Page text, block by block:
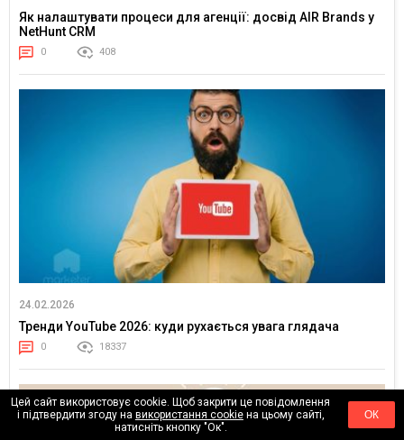
Як налаштувати процеси для агенції: досвід AIR Brands у
NetHunt CRM
0 408
24.02.2026
Тренди YouTube 2026: куди рухається увага глядача
0 18337
Цей сайт використовує cookie. Щоб закрити це повідомлення
і підтвердити згоду на використання cookieна цьому сайті,
натисніть кнопку "Ок".
ОК